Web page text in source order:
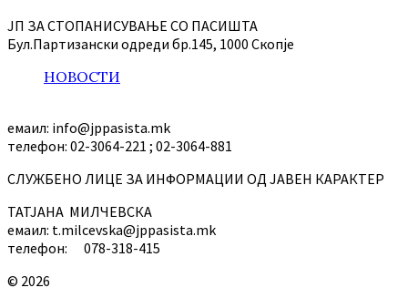
ЈП ЗА СТОПАНИСУВАЊЕ СО ПАСИШТА
Бул.Партизански oдреди бр.145, 1000 Скопје
НОВОСТИ
емаил: info@jppasista.mk
телефон: 02-3064-221 ; 02-3064-881
СЛУЖБЕНО ЛИЦЕ ЗА ИНФОРМАЦИИ ОД ЈАВЕН КАРАКТЕР
ТАТЈАНА МИЛЧЕВСКА
емаил: t.milcevska@jppasista.mk
телефон: 078-318-415
© 2026